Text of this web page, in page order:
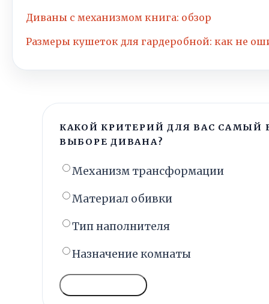
Диваны с механизмом книга: обзор
Размеры кушеток для гардеробной: как не
КАКОЙ КРИТЕРИЙ ДЛЯ ВАС
ВЫБОРЕ ДИВАНА?
Механизм трансформации
Материал обивки
Тип наполнителя
Назначение комнаты